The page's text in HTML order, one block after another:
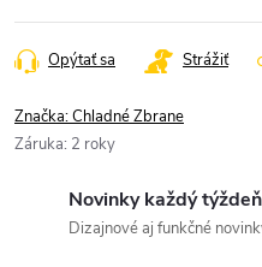
Opýtať sa Strážiť
Značka:Chladné Zbrane
Záruka: 2 roky
Novinky každý týždeň
Dizajnové aj funkčné